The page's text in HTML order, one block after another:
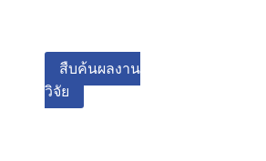
สืบค้นผลงาน
วิจัย